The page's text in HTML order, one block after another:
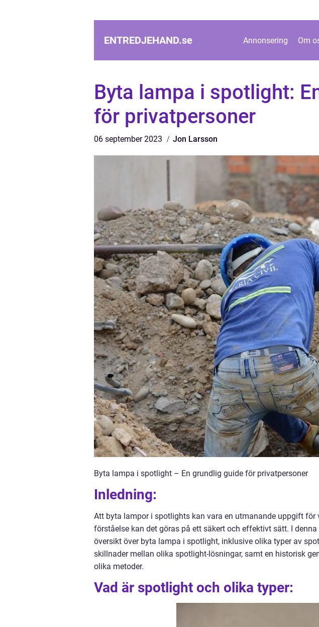
ENTREDJEHAND.se Annonsering Om
Byta lampa i spotlight:
för privatpersoner
06 september 2023 Jon Larsson
Byta lampa i spotlight – En grundlig guide för privatpersoner
Inledning:
Att byta lampor i spotlights kan vara en utmanande uppgift för
förståelse kan det göras på ett säkert och effektivt sätt. I
översikt över byta lampa i spotlight, inklusive olika typer av
skillnader mellan olika spotlight-lösningar, samt en historisk
olika metoder.
Vad är spotlight och olika typer: